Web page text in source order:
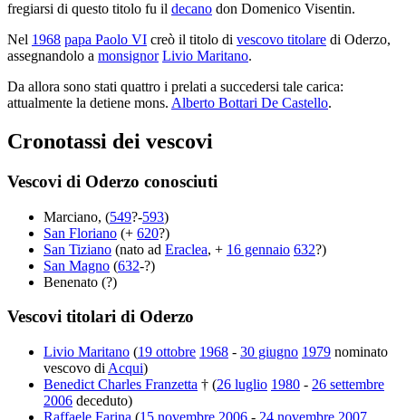
fregiarsi di questo titolo fu il decano don Domenico Visentin.
Nel 1968 papa Paolo VI creò il titolo di vescovo titolare di Oderzo,
assegnandolo a monsignor Livio Maritano.
Da allora sono stati quattro i prelati a succedersi tale carica:
attualmente la detiene mons. Alberto Bottari De Castello.
Cronotassi dei vescovi
Vescovi di Oderzo conosciuti
Marciano, (549?-593)
San Floriano (+ 620?)
San Tiziano (nato ad Eraclea, + 16 gennaio 632?)
San Magno (632-?)
Benenato (?)
Vescovi titolari di Oderzo
Livio Maritano (19 ottobre 1968 - 30 giugno 1979 nominato
vescovo di Acqui)
Benedict Charles Franzetta † (26 luglio 1980 - 26 settembre
2006 deceduto)